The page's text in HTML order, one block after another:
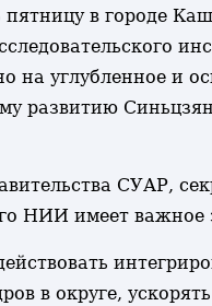
пятницу в городе
на углубленное и
развитию
СУАР,
НИИ имеет
в округе,